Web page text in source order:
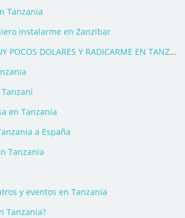
Tanzania
instalarme en Zanzibar
INVERTIR CON MUY POCOS DOLARES Y RADICARME EN TANZANIA
en Tanzania
a España
Tanzania
y eventos en Tanzania
Tanzania?